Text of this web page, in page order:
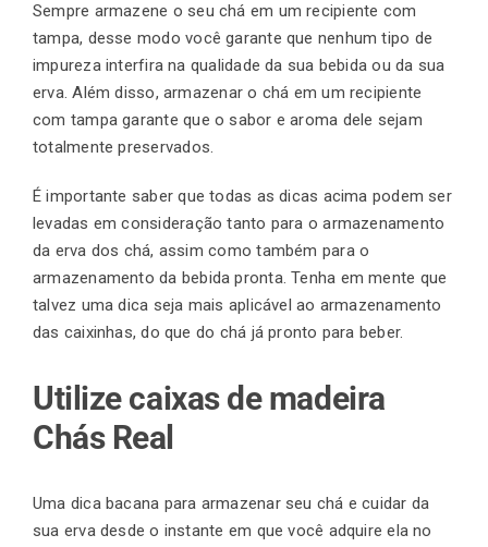
Sempre armazene o seu chá em um recipiente com
tampa, desse modo você garante que nenhum tipo de
impureza interfira na qualidade da sua bebida ou da sua
erva. Além disso, armazenar o chá em um recipiente
com tampa garante que o sabor e aroma dele sejam
totalmente preservados.
É importante saber que todas as dicas acima podem ser
levadas em consideração tanto para o armazenamento
da erva dos chá, assim como também para o
armazenamento da bebida pronta. Tenha em mente que
talvez uma dica seja mais aplicável ao armazenamento
das caixinhas, do que do chá já pronto para beber.
Utilize caixas de madeira
Chás Real
Uma dica bacana para armazenar seu chá e cuidar da
sua erva desde o instante em que você adquire ela no